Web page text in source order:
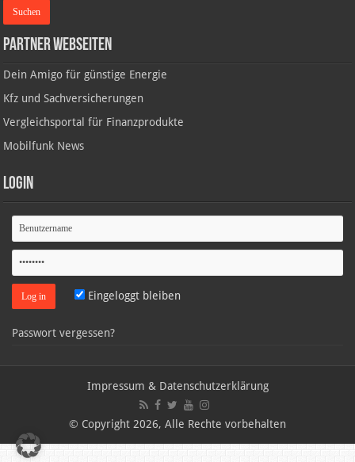
Partner Webseiten
Dein Amigo für günstige Energie
Kfz und Sachversicherungen
Vergleichsportal für Finanzprodukte
Mobilfunk News
Login
Eingeloggt bleiben
Passwort vergessen?
Impressum & Datenschutzerklärung
© Copyright 2026, Alle Rechte vorbehalten